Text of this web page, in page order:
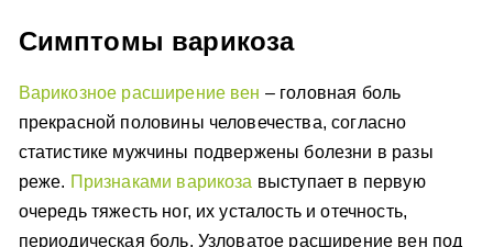
Симптомы варикоза
Варикозное расширение вен – головная боль
прекрасной половины человечества, согласно
статистике мужчины подвержены болезни в разы
реже. Признаками варикоза выступает в первую
очередь тяжесть ног, их усталость и отечность,
периодическая боль. Узловатое расширение вен под